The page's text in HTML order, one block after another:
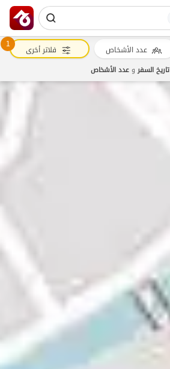
عدد الأشخاص 1 فلاتر أخرى
تاريخ السفروعدد الأشخاص